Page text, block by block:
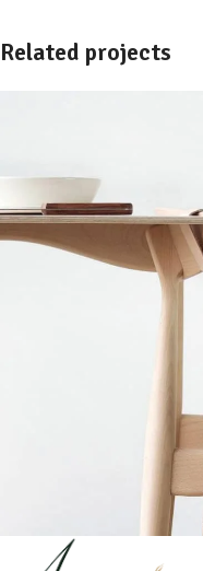
Related projects